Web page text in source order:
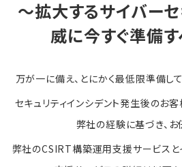
～拡大するサイバー
威に今すぐ準備す
万が一に備え、とにかく最低限準備し
セキュリティインシデント発生後のお
弊社の経験に基づき、お
弊社のCSIRT構築運用支援サービスと